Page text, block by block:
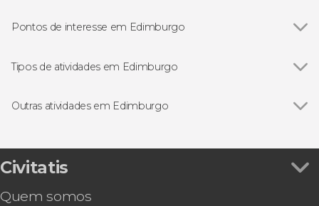
Pontos de interesse em Edimburgo
Castelo de Edimburgo
Tipos de atividades em Edimburgo
Excursões de um dia saindo de Edimburgo
Outras atividades em Edimburgo
Ônibus turístico de Edimburgo de Big Bus
Royal Edinburgh Ticket
Tour de 2 dias pelo Lago Ness e Highlands
Civitatis
Quem somos